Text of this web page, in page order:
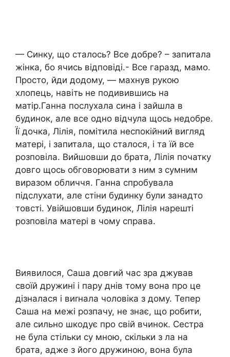
— Синку, що сталось? Все добре? – запитала
жінка, бо ячись відповіді.- Все гаразд, мамо.
Просто, йди додому, — махнув рукою
хлопець, навіть не подивившись на
матір.Ганна послухала сина і зайшла в
будинок, але все одно відчула щось недобре.
Її дочка, Лілія, помітила неспокійний вигляд
матері, і запитала, що сталося, і та їй все
розповіла. Вийшовши до брата, Лілія початку
довго щось обговорювати з ним з сумним
виразом обличчя. Ганна спробувала
підслухати, але стіни будинку були занадто
товсті. Увійшовши будинок, Лілія нарешті
розповіла матері в чому справа.
Виявилося, Саша довгий час зра джував
своїй дружині і пару днів тому вона про це
дізналася і виrнала чоловіка з дому. Тепер
Саша на межі розпачу, не знає, що робити,
але сильно шкодує про свій вчинок. Сестра
не була стільки су мною, скільки з ла на
брата, адже з його дружиною, вона була